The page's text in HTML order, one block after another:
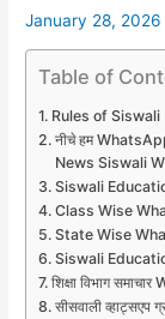
January 28,
Table of
Rules of
नीचे हम
News Siswali
Siswali
Class Wise
State Wise
Siswali
शिक्षा विभाग
सीसवाली व्हाट्सएप